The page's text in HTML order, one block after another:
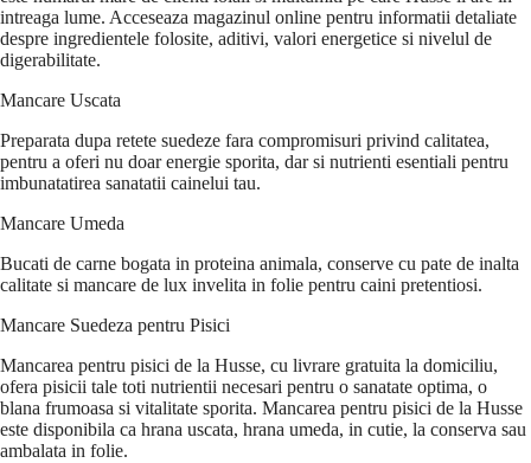
intreaga lume. Acceseaza magazinul online pentru informatii detaliate
despre ingredientele folosite, aditivi, valori energetice si nivelul de
digerabilitate.
Mancare Uscata
Preparata dupa retete suedeze fara compromisuri privind calitatea,
pentru a oferi nu doar energie sporita, dar si nutrienti esentiali pentru
imbunatatirea sanatatii cainelui tau.
Mancare Umeda
Bucati de carne bogata in proteina animala, conserve cu pate de inalta
calitate si mancare de lux invelita in folie pentru caini pretentiosi.
Mancare Suedeza pentru Pisici
Mancarea pentru pisici de la Husse, cu livrare gratuita la domiciliu,
ofera pisicii tale toti nutrientii necesari pentru o sanatate optima, o
blana frumoasa si vitalitate sporita. Mancarea pentru pisici de la Husse
este disponibila ca hrana uscata, hrana umeda, in cutie, la conserva sau
ambalata in folie.